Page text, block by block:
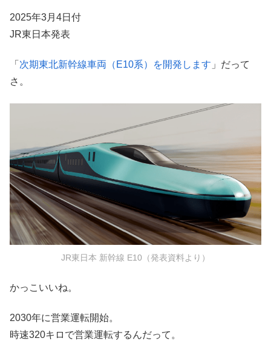
2025年3月4日付
JR東日本発表
「 次期東北新幹線車両（E10系）を開発します 」だって
さ。
JR東日本 新幹線 E10（発表資料より）
かっこいいね。
2030年に営業運転開始。
時速320キロで営業運転するんだって。